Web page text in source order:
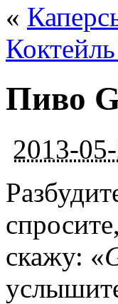
«
Пиво
2013-
скажу: «